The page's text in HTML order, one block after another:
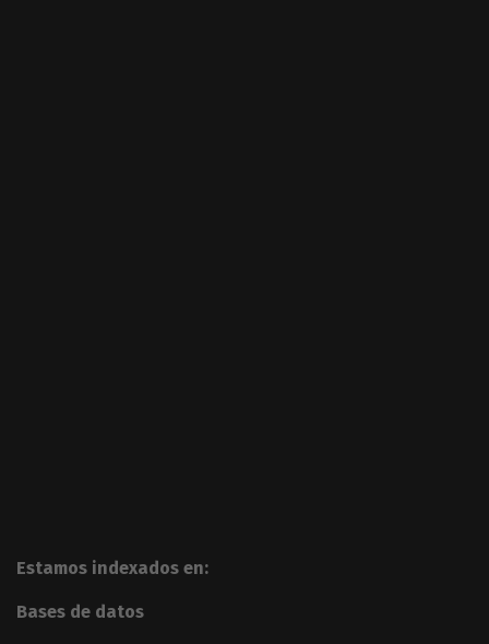
Estamos indexados en:
Bases de datos